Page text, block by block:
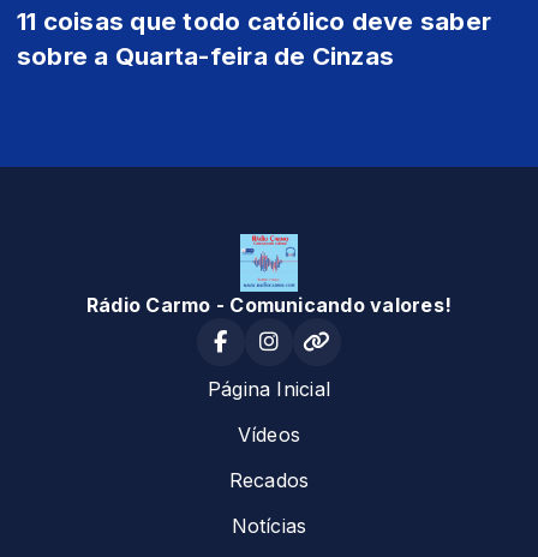
11 coisas que todo católico deve saber
sobre a Quarta-feira de Cinzas
Rádio Carmo - Comunicando valores!
Página Inicial
Vídeos
Recados
Notícias